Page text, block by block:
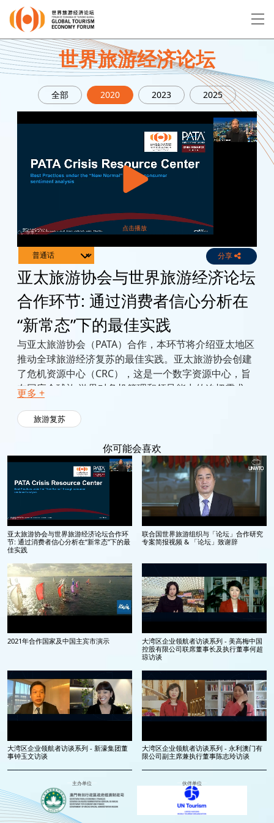
EN 繁 简
关于论坛
演讲者
世界旅游经济论坛
全部 2020 2023 2025
Channels 分享
亚太旅游协会与世界旅游经济论坛
合作环节: 通过消费者信心分析在
“新常态”下的最佳实践
与亚太旅游协会（PATA）合作，本环节将介绍亚太地区
推动全球旅游经济复苏的最佳实践。亚太旅游协会创建
了危机资源中心（CRC），这是一个数字资源中心，旨
在回应全球旅 游界对危机管理和领导能力的迫切需求。
实用工具来帮助他们规划复苏方案。在本届论坛期间，
最佳实践方案将展示最佳危机沟通计划、支援中小企
业、旅游经营者和酒店企业实现可持续业务更新的战
略。会议还将与两位专家讨论中国出境游客的信心，疫
情下的新兴偏好，以及中国的主要入境市场信心分析。
更多 +
旅游复苏
你可能会喜欢
亚太旅游协会与世界旅游经济论坛合作环
节: 通过消费者信心分析在“新常态”下的最
佳实践
联合国世界旅游组织与「论坛」合作研究
专案简报视频 & 「论坛」致谢辞
2021年合作国家及中国主宾市演示
大湾区企业领航者访谈系列 - 美高梅中国
控股有限公司联席董事长及执行董事何超
琼访谈
大湾区企业领航者访谈系列 - 新濠集团董
事钟玉文访谈
大湾区企业领航者访谈系列 - 永利澳门有
限公司副主席兼执行董事陈志玲访谈
主办单位 伙伴单位